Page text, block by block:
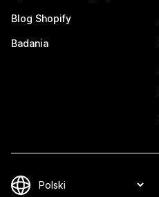
Blog Shopify
Badania